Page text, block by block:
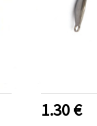
1.30 €